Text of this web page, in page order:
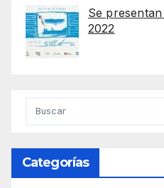
Se
2022
Categorías